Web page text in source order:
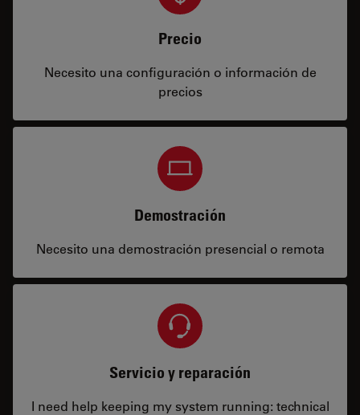
Precio
Necesito una configuración o información de
precios
Demostración
Necesito una demostración presencial o remota
Servicio y reparación
I need help keeping my system running: technical